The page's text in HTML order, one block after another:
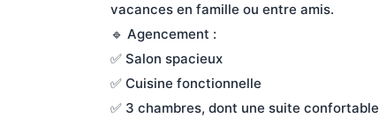
vacances en famille ou entre amis.
🔹 Agencement :
✅ Salon spacieux
✅ Cuisine fonctionnelle
✅ 3 chambres, dont une suite confortable